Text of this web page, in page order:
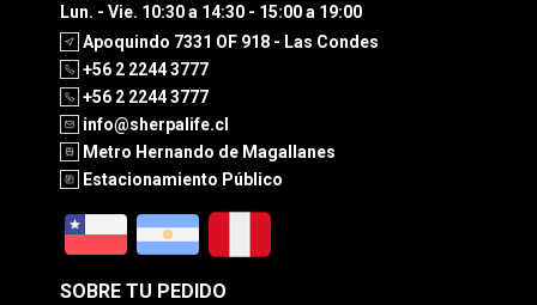
Lun. - Vie. 10:30 a 14:30 - 15:00 a 19:00
Apoquindo 7331 OF 918 - Las Condes
+56 2 2244 3777
+56 2 2244 3777
info@sherpalife.cl
Metro Hernando de Magallanes
Estacionamiento Público
SOBRE TU PEDIDO